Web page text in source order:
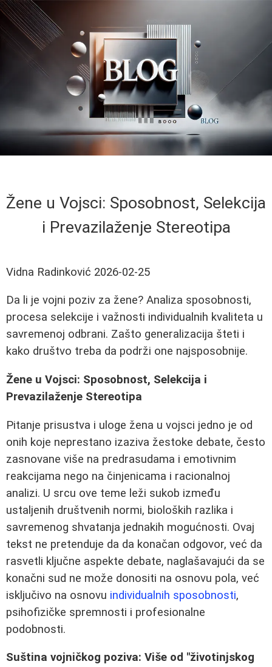
Žene u Vojsci: Sposobnost, Selekcija
i Prevazilaženje Stereotipa
Vidna Radinković 2026-02-25
Da li je vojni poziv za žene? Analiza sposobnosti,
procesa selekcije i važnosti individualnih kvaliteta u
savremenoj odbrani. Zašto generalizacija šteti i
kako društvo treba da podrži one najsposobnije.
Žene u Vojsci: Sposobnost, Selekcija i
Prevazilaženje Stereotipa
Pitanje prisustva i uloge žena u vojsci jedno je od
onih koje neprestano izaziva žestoke debate, često
zasnovane više na predrasudama i emotivnim
reakcijama nego na činjenicama i racionalnoj
analizi. U srcu ove teme leži sukob između
ustaljenih društvenih normi, bioloških razlika i
savremenog shvatanja jednakih mogućnosti. Ovaj
tekst ne pretenduje da da konačan odgovor, već da
rasvetli ključne aspekte debate, naglašavajući da se
konačni sud ne može donositi na osnovu pola, već
isključivo na osnovu individualnih sposobnosti,
psihofizičke spremnosti i profesionalne
podobnosti.
Suština vojničkog poziva: Više od "životinjskog